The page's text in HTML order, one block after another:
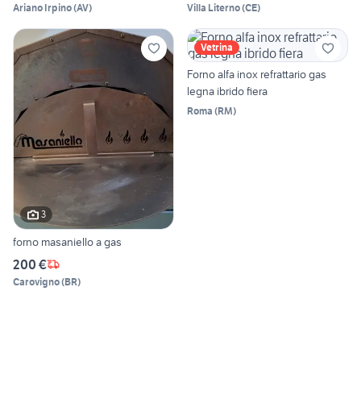
Ariano Irpino(AV) Villa Literno(CE)
3
forno masaniello a gas
200 €
Carovigno(BR)
Vetrina
Forno alfa inox refrattario gas
legna ibrido fiera
Roma (RM)